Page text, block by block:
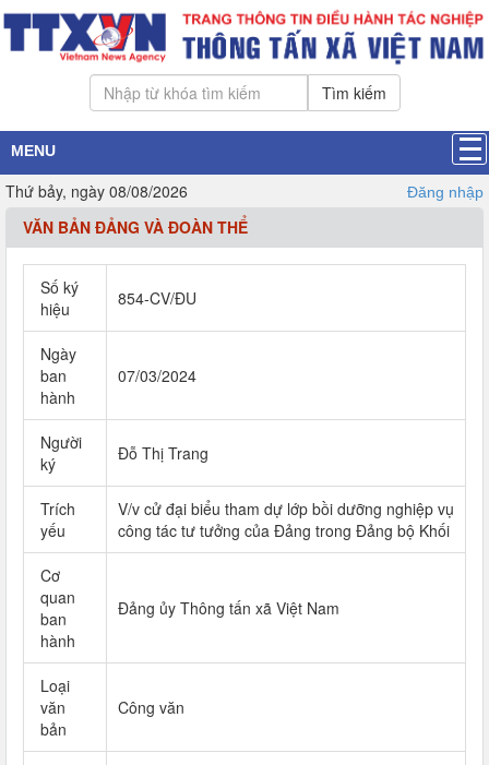
Tìm kiếm
MENU
Thứ bảy, ngày 08/08/2026 Đăng nhập
VĂN BẢN ĐẢNG VÀ ĐOÀN THỂ
Số ký
hiệu
854-CV/ĐU
Ngày
ban
hành
07/03/2024
Người
ký
Đỗ Thị Trang
Trích
yếu
V/v cử đại biểu tham dự lớp bồi dưỡng nghiệp vụ
công tác tư tưởng của Đảng trong Đảng bộ Khối
Cơ
quan
ban
hành
Đảng ủy Thông tấn xã Việt Nam
Loại
văn
bản
Công văn